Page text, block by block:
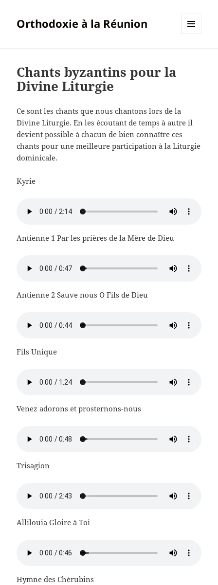
Orthodoxie à la Réunion
Chants byzantins pour la
Divine Liturgie
Ce sont les chants que nous chantons lors de la
Divine Liturgie. En les écoutant de temps à autre il
devient possible à chacun de bien connaître ces
chants pour une meilleure participation à la Liturgie
dominicale.
Kyrie
Antienne 1 Par les prières de la Mère de Dieu
Antienne 2 Sauve nous O Fils de Dieu
Fils Unique
Venez adorons et prosternons-nous
Trisagion
Allilouia Gloire à Toi
Hymne des Chérubins